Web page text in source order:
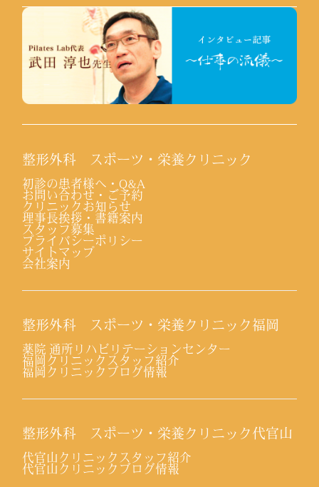
整形外科 スポーツ・栄養クリニック
初診の患者様へ・Q&A
お問い合わせ・ご予約
クリニックお知らせ
理事長挨拶・書籍案内
スタッフ募集
プライバシーポリシー
サイトマップ
会社案内
整形外科 スポーツ・栄養クリニック福岡
薬院 通所リハビリテーションセンター
福岡クリニックスタッフ紹介
福岡クリニックブログ情報
整形外科 スポーツ・栄養クリニック代官山
代官山クリニックスタッフ紹介
代官山クリニックブログ情報